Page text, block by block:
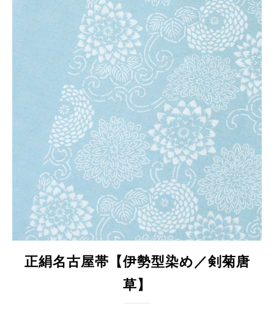
正絹名古屋帯【伊勢型染め／剣菊唐
草】